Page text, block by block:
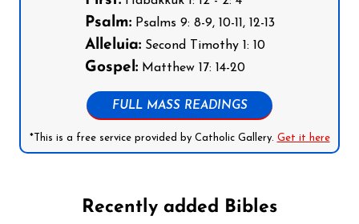
Psalm:Psalms 9: 8-9, 10-11, 12-13
Alleluia:Second Timothy 1: 10
Gospel:Matthew 17: 14-20
FULL MASS READINGS
*This is a free service provided by Catholic Gallery. Get it here
Recently added Bibles